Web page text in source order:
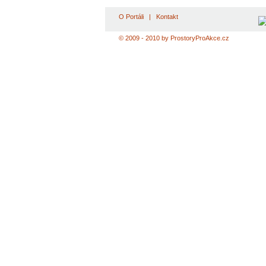
O Portáli| Kontakt
© 2009 - 2010 by ProstoryProAkce.cz